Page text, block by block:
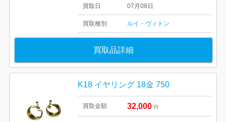
買取日 07月08日
買取種別 ルイ・ヴィトン
買取品詳細
K18 イヤリング 18金 750
買取金額 32,000 円